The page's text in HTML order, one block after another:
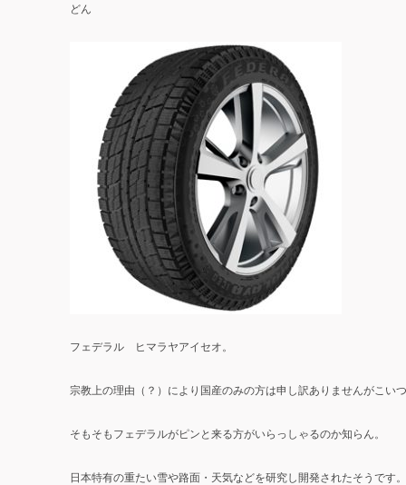
どん
フェデラル ヒマラヤアイセオ。
宗教上の理由（？）により国産のみの方は申し訳ありませんがこい
そもそもフェデラルがピンと来る方がいらっしゃるのか知らん。
日本特有の重たい雪や路面・天気などを研究し開発されたそうです。